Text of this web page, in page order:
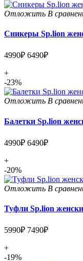
Отложить В
Сникеры Sp.lion
4990₽ 6490₽
+
-23%
Отложить В
Балетки Sp.lion
4990₽ 6490₽
+
-20%
Отложить В
Туфли Sp.lion
5990₽ 7490₽
+
-19%